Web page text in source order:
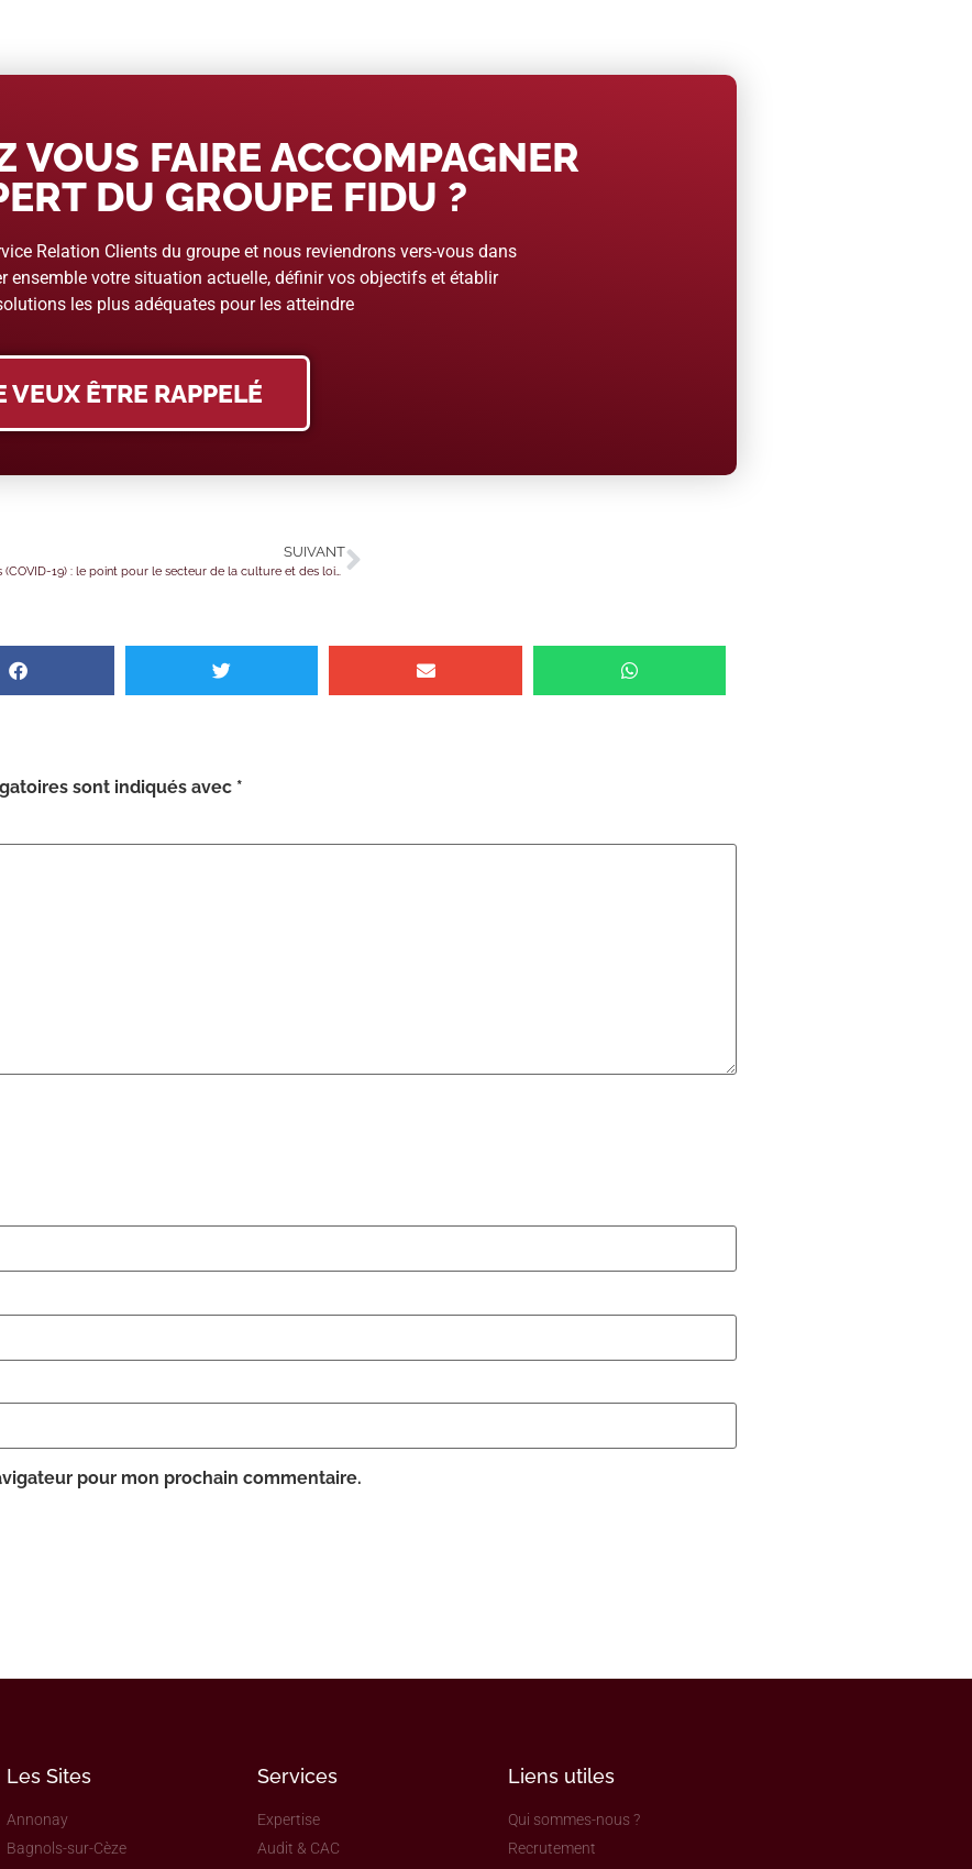
VOUS FAIRE ACCOMPAGNER
DU GROUPE FIDU ?
Relation Clients du groupe et nous reviendrons vers-vous dans
ensemble votre situation actuelle, définir vos objectifs et établir
les plus adéquates pour les atteindre
VEUX ÊTRE RAPPELÉ
SUIVANT
Coronavirus (COVID-19) : le point pour le secteur de la culture et des loisirs au 21 juin 2021
sont indiqués avec *
pour mon prochain commentaire.
Les Sites
Annonay
Bagnols-sur-Cèze
Services
Expertise
Audit & CAC
Liens utiles
Qui sommes-nous ?
Recrutement